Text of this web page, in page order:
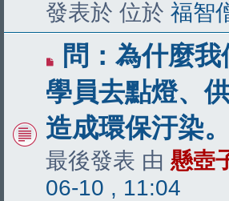
發表於 位於 福智
有
新
文
章
問：為什麼
學員去點燈、
造成環保汙染。
最後發表 由 懸壺
06-10 , 11:04